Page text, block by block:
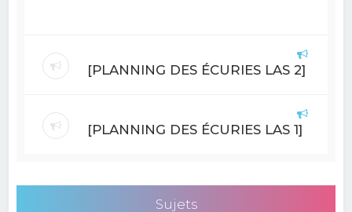
[PLANNING DES ÉCURIES LAS 2]
[PLANNING DES ÉCURIES LAS 1]
Sujets